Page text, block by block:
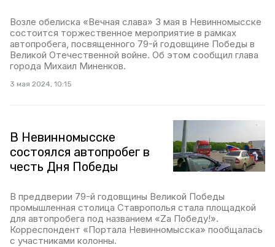
Возле обелиска «Вечная слава» 3 мая в Невинномысске
состоится торжественное мероприятие в рамках
автопробега, посвященного 79-й годовщине Победы в
Великой Отечественной войне. Об этом сообщил глава
города Михаил Миненков.
3 мая 2024, 10:15
В Невинномысске
состоялся автопробег в
честь Дня Победы
В преддверии 79-й годовщины Великой Победы
промышленная столица Ставрополья стала площадкой
для автопробега под названием «Zа Победу!».
Корреспондент «Портала Невинномысска» пообщалась
с участниками колонны.